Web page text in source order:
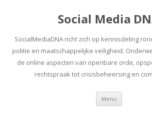
Social Media
SocialMediaDNA richt zich op kennisdeling
politie en maatschappelijke veiligheid.
de online aspecten van openbare orde,
rechtspraak tot crisisbeheersing en
Menu Spring
inhoud